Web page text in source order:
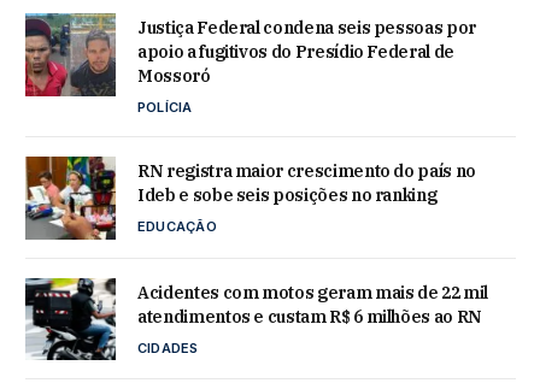
Justiça Federal condena seis pessoas por
apoio a fugitivos do Presídio Federal de
Mossoró
POLÍCIA
RN registra maior crescimento do país no
Ideb e sobe seis posições no ranking
EDUCAÇÃO
Acidentes com motos geram mais de 22 mil
atendimentos e custam R$ 6 milhões ao RN
CIDADES